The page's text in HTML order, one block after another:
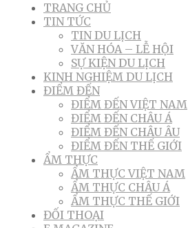
TRANG CHỦ
TIN TỨC
TIN DU LỊCH
VĂN HÓA – LỄ HỘI
SỰ KIỆN DU LỊCH
KINH NGHIỆM DU LỊCH
ĐIỂM ĐẾN
ĐIỂM ĐẾN VIỆT NAM
ĐIỂM ĐẾN CHÂU Á
ĐIỂM ĐẾN CHÂU ÂU
ĐIỂM ĐẾN THẾ GIỚI
ẨM THỰC
ẨM THỰC VIỆT NAM
ẨM THỰC CHÂU Á
ẨM THỰC THẾ GIỚI
ĐỐI THOẠI